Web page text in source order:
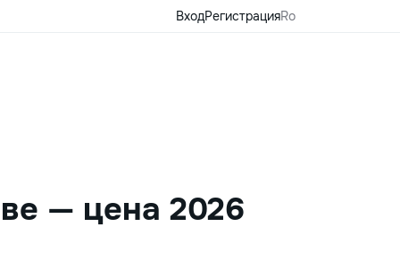
ВходРегистрацияRo
— цена 2026